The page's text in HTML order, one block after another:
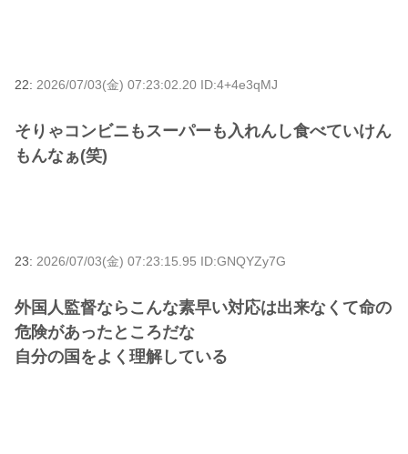
22: 2026/07/03(金) 07:23:02.20 ID:4+4e3qMJ
そりゃコンビニもスーパーも入れんし食べていけん
もんなぁ(笑)
23: 2026/07/03(金) 07:23:15.95 ID:GNQYZy7G
外国人監督ならこんな素早い対応は出来なくて命の
危険があったところだな
自分の国をよく理解している